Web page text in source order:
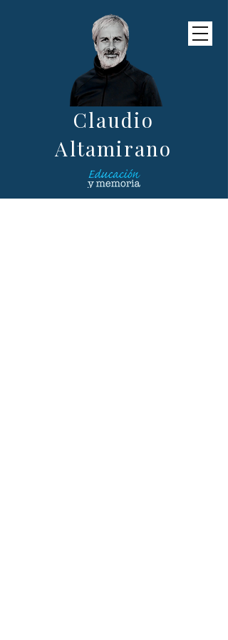
Claudio
Altamirano